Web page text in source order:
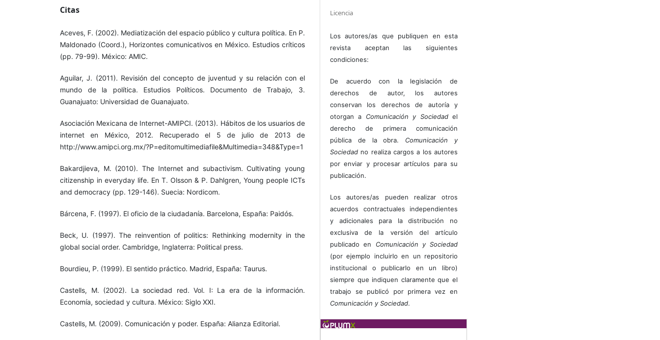
Citas
Aceves, F. (2002). Mediatización del espacio público y cultura política. En P.
Maldonado (Coord.), Horizontes comunicativos en México. Estudios críticos
(pp. 79-99). México: AMIC.
Aguilar, J. (2011). Revisión del concepto de juventud y su relación con el
mundo de la política. Estudios Políticos. Documento de Trabajo, 3.
Guanajuato: Universidad de Guanajuato.
Asociación Mexicana de Internet-AMIPCI. (2013). Hábitos de los usuarios de
internet en México, 2012. Recuperado el 5 de julio de 2013 de
http://www.amipci.org.mx/?P=editomultimediafile&Multimedia=348&Type=1
Bakardjieva, M. (2010). The Internet and subactivism. Cultivating young
citizenship in everyday life. En T. Olsson & P. Dahlgren, Young people ICTs
and democracy (pp. 129-146). Suecia: Nordicom.
Bárcena, F. (1997). El oficio de la ciudadanía. Barcelona, España: Paidós.
Beck, U. (1997). The reinvention of politics: Rethinking modernity in the
global social order. Cambridge, Inglaterra: Political press.
Bourdieu, P. (1999). El sentido práctico. Madrid, España: Taurus.
Castells, M. (2002). La sociedad red. Vol. I: La era de la información.
Economía, sociedad y cultura. México: Siglo XXI.
Castells, M. (2009). Comunicación y poder. España: Alianza Editorial.
Licencia
Los autores/as que publiquen en esta
revista aceptan las siguientes
condiciones:
De acuerdo con la legislación de
derechos de autor, los autores
conservan los derechos de autoría y
otorgan a Comunicación y Sociedadel
derecho de primera comunicación
pública de la obra. Comunicación y
Sociedad no realiza cargos a los autores
por enviar y procesar artículos para su
publicación.
Los autores/as pueden realizar otros
acuerdos contractuales independientes
y adicionales para la distribución no
exclusiva de la versión del artículo
publicado en Comunicación y Sociedad
(por ejemplo incluirlo en un repositorio
institucional o publicarlo en un libro)
siempre que indiquen claramente que el
trabajo se publicó por primera vez en
Comunicación y Sociedad.